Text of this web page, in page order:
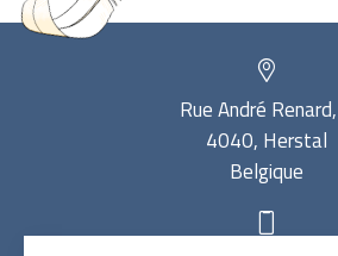
Rue André
4040, Herstal
Belgique